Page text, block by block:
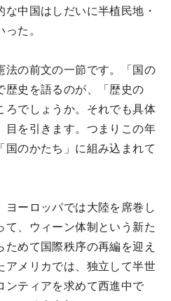
中国はしだいに半植民地・
た。
の前文の一節です。「国の
歴史を語るのが、「歴史の
ろでしょうか。それでも具体
目を引きます。つまりこの年
国のかたち」に組み込まれて
ヨーロッパでは大陸を席巻し
て、ウィーン体制という新た
めて国際秩序の再編を迎え
アメリカでは、独立して半世
ンティアを求めて西進中で